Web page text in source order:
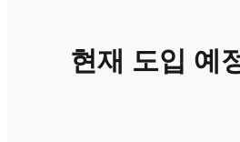
현재 도입 예